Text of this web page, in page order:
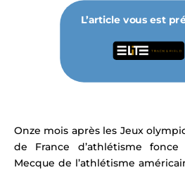
L’article vous est
Onze mois après les Jeux
de France d’athlétisme
Mecque de l’athlétisme